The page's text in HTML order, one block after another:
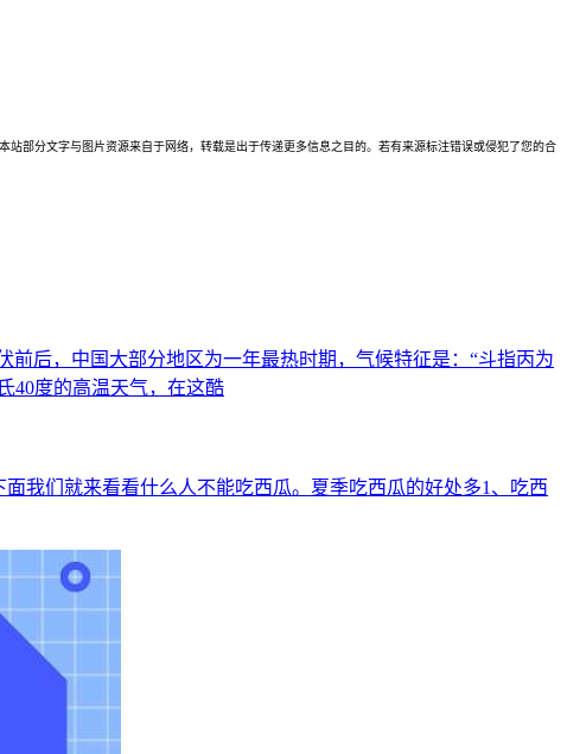
部分文字与图片资源来自于网络，转载是出于传递更多信息之目的。若有来源标注错误或侵犯了您的合
前后，中国大部分地区为一年最热时期，气候特征是：“斗指丙为
40度的高温天气，在这酷
我们就来看看什么人不能吃西瓜。夏季吃西瓜的好处多1、吃西